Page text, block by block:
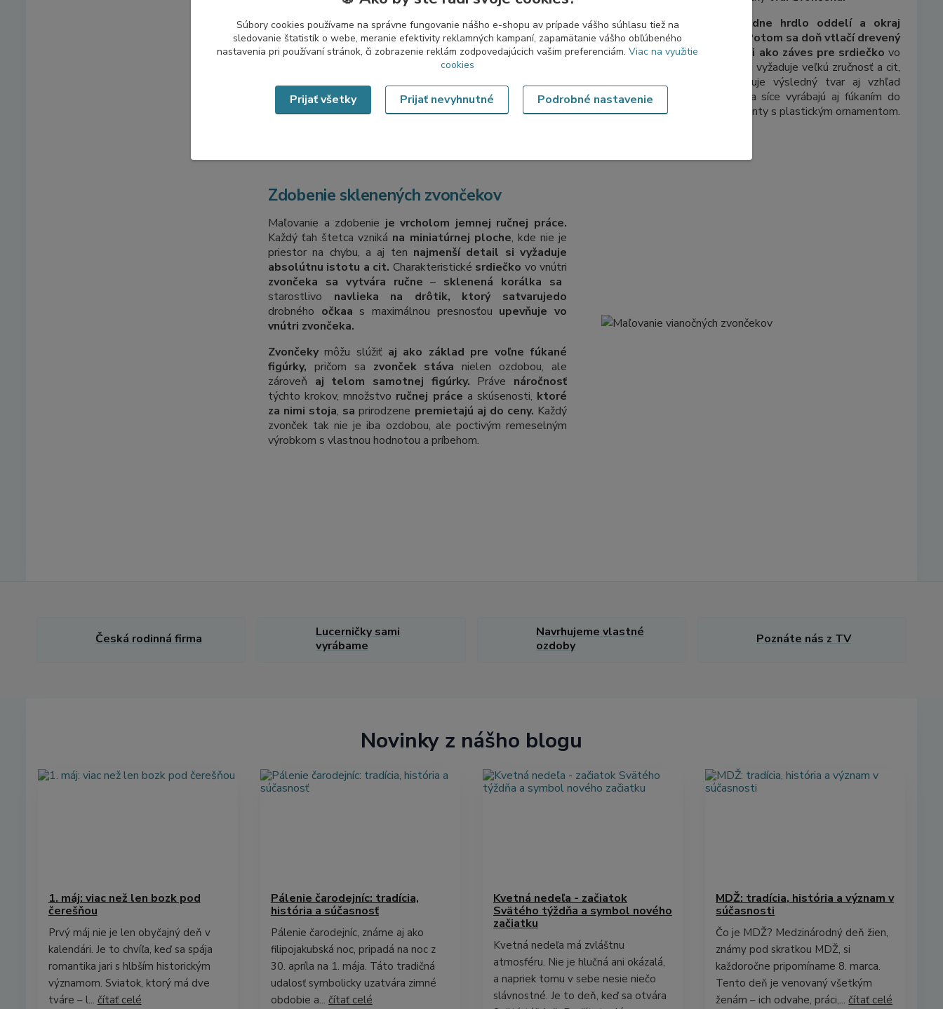
V spodnej časti sa následne hrdlo oddelí a okraj
zvončeka sa znovu nahreje.
Potom sa doň vtlačí drevený
kolík s drôtikom, ktorý slúži ako záves pre srdiečko vo
vnútri zvončeka. Celý proces si vyžaduje veľkú zručnosť a cit,
pretože každý krok ovplyvňuje výsledný tvar aj vzhľad
ozdoby. Niektoré zvončeky sa síce vyrábajú aj fúkaním do
formy, väčšinou však ide o varianty s plastickým ornamentom.
Zdobenie sklenených zvončekov
Maľovanie a zdobenie je vrcholom jemnej ručnej práce.
Každý ťah štetca vzniká na miniatúrnej ploche, kde nie je
priestor na chybu, a aj ten najmenší detail si vyžaduje
absolútnu istotu a cit. Charakteristické srdiečko vo vnútri
zvončeka sa vytvára ručne – sklenená korálka sa
starostlivo navlieka na drôtik, ktorý satvarujedo
drobného očkaa s maximálnou presnosťou upevňuje vo
vnútri zvončeka.
Zvončekymôžu slúžiť aj ako základ pre voľne fúkané
figúrky, pričom sa zvonček stáva nielen ozdobou, ale
zároveň aj telom samotnej figúrky. Práve náročnosť
týchto krokov, množstvo ručnej práce a skúsenosti, ktoré
za nimi stoja, sa prirodzene premietajú aj do ceny. Každý
zvonček tak nie je iba ozdobou, ale poctivým remeselným
výrobkom s vlastnou hodnotou a príbehom.
Česká rodinná firma
Lucerničky sami
vyrábame
Navrhujeme vlastné
ozdoby
Poznáte nás z TV
Novinky z nášho blogu
1. máj: viac než len bozk pod
čerešňou
Prvý máj nie je len obyčajný deň v
kalendári. Je to chvíľa, keď sa spája
romantika jari s hlbším historickým
významom. Sviatok, ktorý má dve
tváre – l... čítať celé
Pálenie čarodejníc: tradícia,
história a súčasnosť
Pálenie čarodejníc, známe aj ako
filipojakubská noc, pripadá na noc z
30. apríla na 1. mája. Táto tradičná
udalosť symbolicky uzatvára zimné
obdobie a... čítať celé
Kvetná nedeľa - začiatok
Svätého týždňa a symbol nového
začiatku
Kvetná nedeľa má zvláštnu
atmosféru. Nie je hlučná ani okázalá,
a napriek tomu v sebe nesie niečo
slávnostné. Je to deň, keď sa otvára
MDŽ: tradícia, história a význam v
súčasnosti
Čo je MDŽ? Medzinárodný deň žien,
známy pod skratkou MDŽ, si
každoročne pripomíname 8. marca.
Tento deň je venovaný všetkým
ženám – ich odvahe, práci,...čítať celé
Súbory cookies používame na správne fungovanie nášho e-shopu av prípade vášho súhlasu tiež na
sledovanie štatistík o webe, meranie efektivity reklamných kampaní, zapamätanie vášho obľúbeného
nastavenia pri používaní stránok, či zobrazenie reklám zodpovedajúcich vašim preferenciám. Viac na využitie
cookies
Prijať nevyhnutné Podrobné nastavenie
Prijať všetky